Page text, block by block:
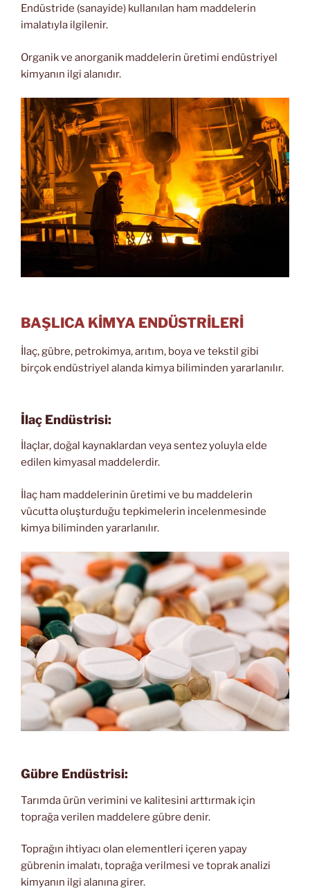
Endüstride (sanayide) kullanılan ham maddelerin
imalatıyla ilgilenir.
Organik ve anorganik maddelerin üretimi endüstriyel
kimyanın ilgi alanıdır.
BAŞLICA KİMYA ENDÜSTRİLERİ
İlaç, gübre, petrokimya, arıtım, boya ve tekstil gibi
birçok endüstriyel alanda kimya biliminden yararlanılır.
İlaç Endüstrisi:
İlaçlar, doğal kaynaklardan veya sentez yoluyla elde
edilen kimyasal maddelerdir.
İlaç ham maddelerinin üretimi ve bu maddelerin
vücutta oluşturduğu tepkimelerin incelenmesinde
kimya biliminden yararlanılır.
Gübre Endüstrisi:
Tarımda ürün verimini ve kalitesini arttırmak için
toprağa verilen maddelere gübre denir.
Toprağın ihtiyacı olan elementleri içeren yapay
gübrenin imalatı, toprağa verilmesi ve toprak analizi
kimyanın ilgi alanına girer.